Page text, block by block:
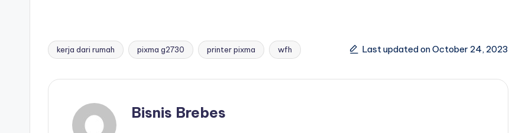
Tags:
kerja dari rumah pixma g2730 printer pixma wfh Last updated on October 24, 2023
Bisnis Brebes